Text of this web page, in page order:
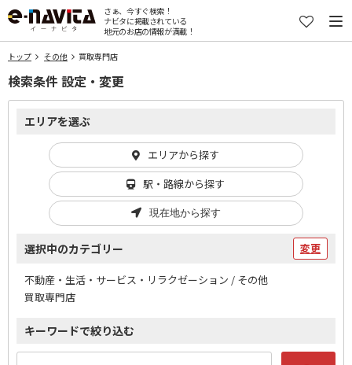
さぁ、今すぐ検索！
ナビタに掲載されている
地元のお店の情報が満載！
トップ その他 買取専門店
検索条件 設定・変更
エリアを選ぶ
エリアから探す
駅・路線から探す
現在地から探す
選択中のカテゴリー 変更
不動産・生活・サービス・リラクゼーション / その他
買取専門店
キーワードで絞り込む